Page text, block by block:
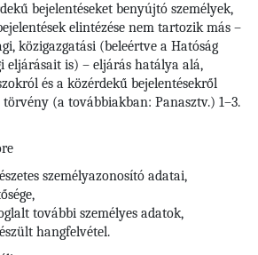
bejelentéseket benyújtó személyek,
elintézése nem tartozik más –
közigazgatási (beleértve a Hatóság
eljárásait is) – eljárás hatálya alá,
és a közérdekű bejelentésekről
törvény (a továbbiakban: Panasztv.) 1–3.
személyazonosító adatai,
további személyes adatok,
hangfelvétel.